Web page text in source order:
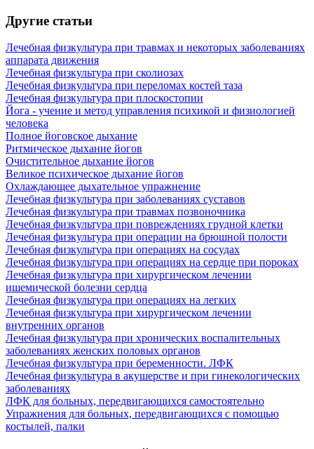
Другие статьи
Лечебная физкультура при травмах и некоторых заболеваниях
аппарата движения
Лечебная физкультура при сколиозах
Лечебная физкультура при переломах костей таза
Лечебная физкультура при плоскостопии
Йога - учение и метод управления психикой и физиологией
человека
Полное йоговское дыхание
Ритмическое дыхание йогов
Очистительное дыхание йогов
Великое психическое дыхание йогов
Охлаждающее дыхательное упражнение
Лечебная физкультура при заболеваниях суставов
Лечебная физкультура при травмах позвоночника
Лечебная физкультура при повреждениях грудной клетки
Лечебная физкультура при операции на брюшной полости
Лечебная физкультура при операциях на сосудах
Лечебная физкультура при операциях на сердце при пороках
Лечебная физкультура при хирургическом лечении
ишемической болезни сердца
Лечебная физкультура при операциях на легких
Лечебная физкультура при хирургическом лечении
внутренних органов
Лечебная физкультура при хронических воспалительных
заболеваниях женских половых органов
Лечебная физкультура при беременности. ЛФК
Лечебная физкультура в акушерстве и при гинекологических
заболеваниях
ЛФК для больных, передвигающихся самостоятельно
Упражнения для больных, передвигающихся с помощью
костылей, палки